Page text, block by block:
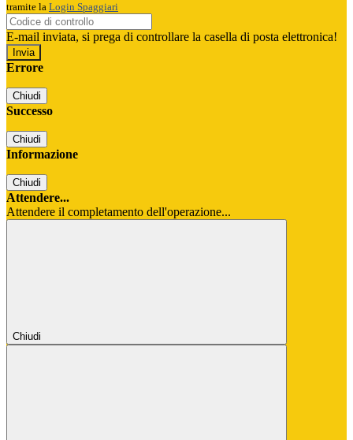
tramite la Login Spaggiari
E-mail inviata, si prega di controllare la casella di posta elettronica!
Errore
Chiudi
Successo
Chiudi
Informazione
Chiudi
Attendere...
Attendere il completamento dell'operazione...
Chiudi